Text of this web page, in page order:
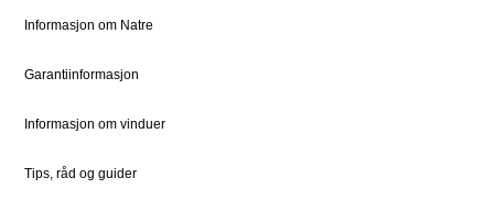
Priser
Dokumentsenter
STØTTE
Kundeservice
Informasjon om Natre
Garantiinformasjon
Informasjon om vinduer
Tips, råd og guider